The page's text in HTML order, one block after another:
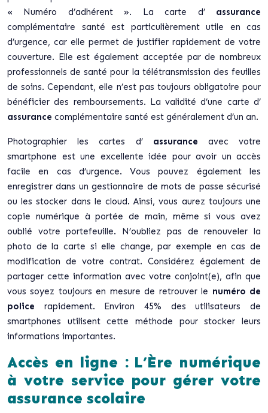
« Numéro d’adhérent ». La carte d’ assurance
complémentaire santé est particulièrement utile en cas
d’urgence, car elle permet de justifier rapidement de votre
couverture. Elle est également acceptée par de nombreux
professionnels de santé pour la télétransmission des feuilles
de soins. Cependant, elle n’est pas toujours obligatoire pour
bénéficier des remboursements. La validité d’une carte d’
assurance complémentaire santé est généralement d’un an.
Photographier les cartes d’ assurance avec votre
smartphone est une excellente idée pour avoir un accès
facile en cas d’urgence. Vous pouvez également les
enregistrer dans un gestionnaire de mots de passe sécurisé
ou les stocker dans le cloud. Ainsi, vous aurez toujours une
copie numérique à portée de main, même si vous avez
oublié votre portefeuille. N’oubliez pas de renouveler la
photo de la carte si elle change, par exemple en cas de
modification de votre contrat. Considérez également de
partager cette information avec votre conjoint(e), afin que
vous soyez toujours en mesure de retrouver le numéro de
police rapidement. Environ 45% des utilisateurs de
smartphones utilisent cette méthode pour stocker leurs
informations importantes.
Accès en ligne : L’Ère numérique
à votre service pour gérer votre
assurance scolaire